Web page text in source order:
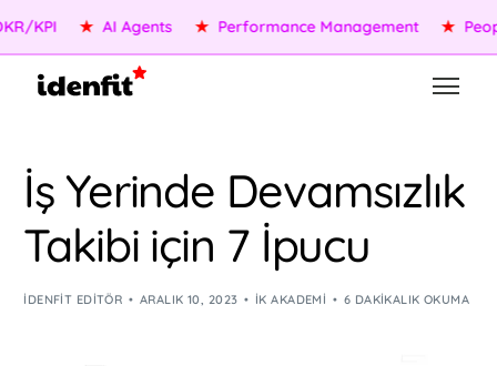
★ AI Agents ★ Performance Management ★ People
İş Yerinde Devamsızlık
Takibi için 7 İpucu
IDENFIT EDITÖR ARALIK 10, 2023 İK AKADEMI 6 DAKIKALIK OKUMA